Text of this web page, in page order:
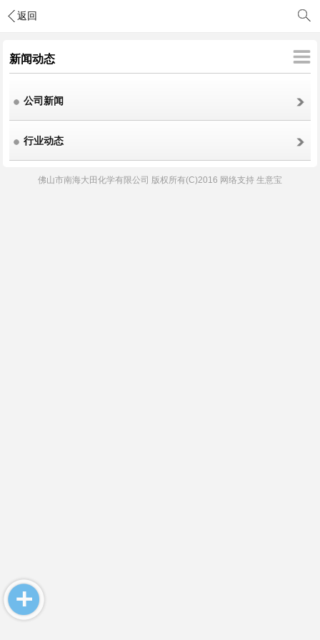
返回
新闻动态
公司新闻
行业动态
佛山市南海大田化学有限公司 版权所有(C)2016 网络支持 生意宝